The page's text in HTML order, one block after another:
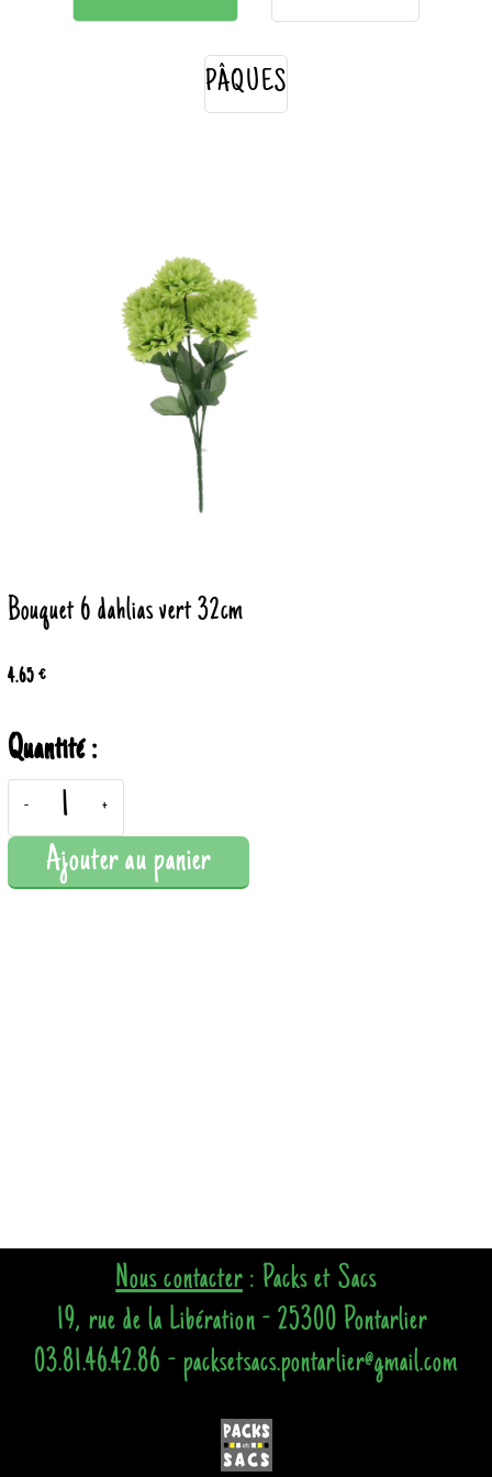
PÂQUES
Bouquet 6 dahlias vert 32cm
4.65 €
Quantité :
- +
Ajouter au panier
Nous contacter: Packs et Sacs
19, rue de la Libération - 25300 Pontarlier
03.81.46.42.86 - packsetsacs.pontarlier@gmail.com